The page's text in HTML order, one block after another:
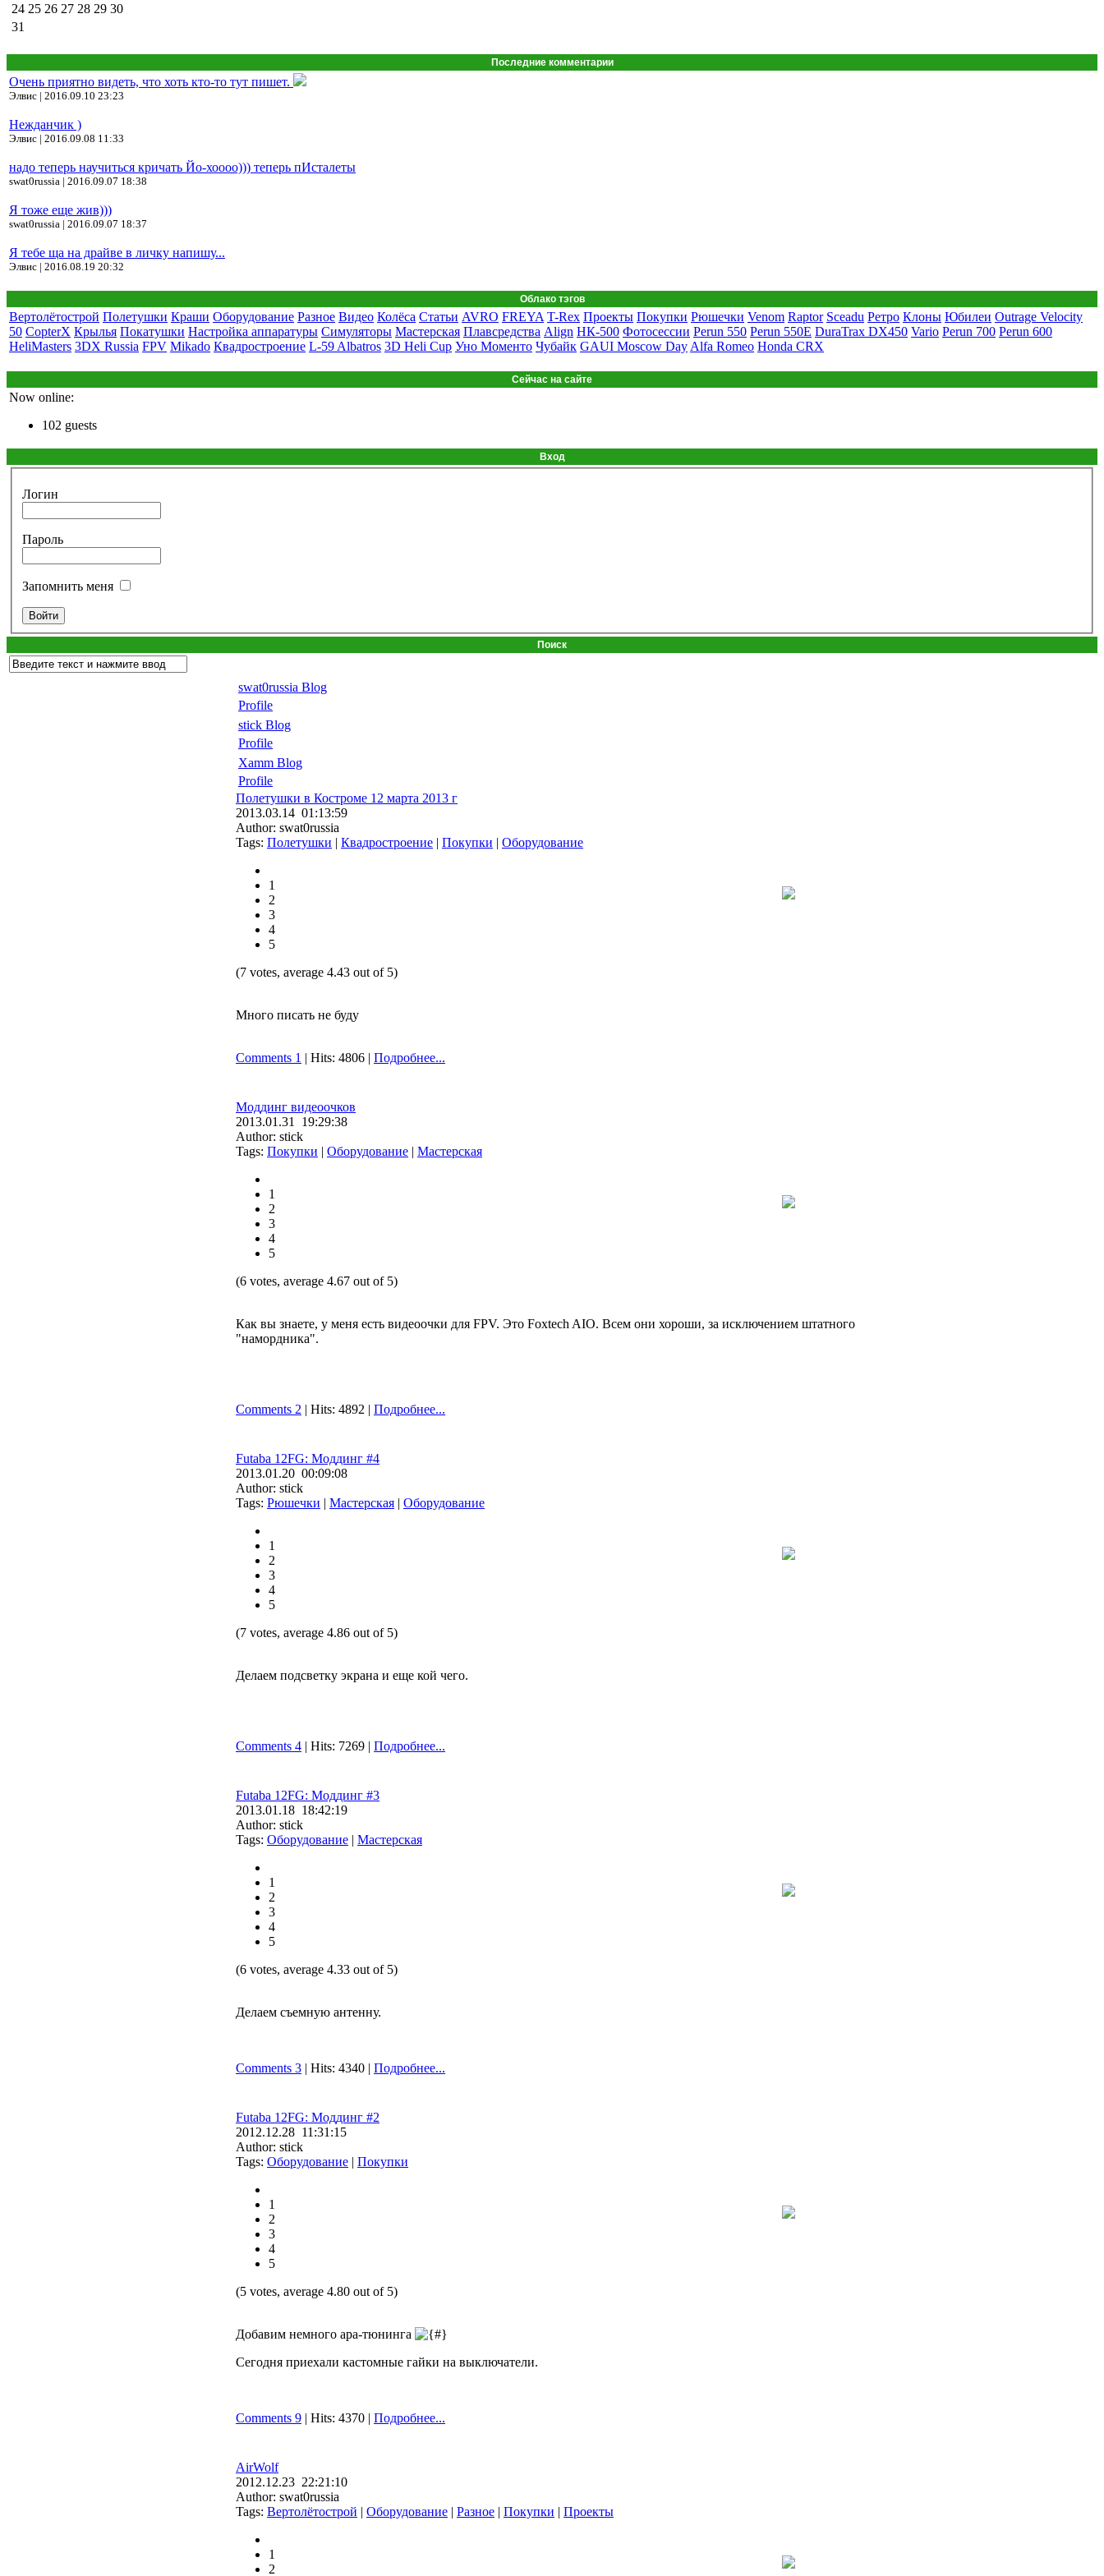
24 25 26 27 28 29 30
31
Последние комментарии
Очень приятно видеть, что хоть кто-то тут пишет.
Элвис | 2016.09.10 23:23
Нежданчик )
Элвис | 2016.09.08 11:33
надо теперь научиться кричать Йо-хоооо))) теперь пИсталеты
swat0russia | 2016.09.07 18:38
Я тоже еще жив)))
swat0russia | 2016.09.07 18:37
Я тебе ща на драйве в личку напишу...
Элвис | 2016.08.19 20:32
Облако тэгов
Вертолётострой Полетушки Краши Оборудование Разное Видео Колёса Статьи AVRO FREYA T-Rex Проекты Покупки Рюшечки Venom Raptor Sceadu Ретро Клоны Юбилеи Outrage Velocity
50 CopterX Крылья Покатушки Настройка аппаратуры Симуляторы Мастерская Плавсредства Align НК-500 Фотосессии Perun 550 Perun 550E DuraTrax DX450 Vario Perun 700 Perun 600
HeliMasters 3DX Russia FPV Mikado Квадростроение L-59 Albatros 3D Heli Cup Уно Моменто Чубайк GAUI Moscow Day Alfa Romeo Honda CRX
Сейчас на сайте
Now online:
102 guests
Вход
Логин
Пароль
Запомнить меня
Поиск
swat0russia Blog
Profile
stick Blog
Profile
Xamm Blog
Profile
Полетушки в Костроме 12 марта 2013 г
2013.03.14 01:13:59
Author: swat0russia
Tags: Полетушки | Квадростроение | Покупки | Оборудование
1
2
3
4
5
(7 votes, average 4.43 out of 5)
Много писать не буду
Comments 1 | Hits: 4806 | Подробнее...
Моддинг видеоочков
2013.01.31 19:29:38
Author: stick
Tags: Покупки | Оборудование | Мастерская
1
2
3
4
5
(6 votes, average 4.67 out of 5)
Как вы знаете, у меня есть видеоочки для FPV. Это Foxtech AIO. Всем они хороши, за исключением штатного
"намордника".
Comments 2 | Hits: 4892 | Подробнее...
Futaba 12FG: Моддинг #4
2013.01.20 00:09:08
Author: stick
Tags: Рюшечки | Мастерская | Оборудование
1
2
3
4
5
(7 votes, average 4.86 out of 5)
Делаем подсветку экрана и еще кой чего.
Comments 4 | Hits: 7269 | Подробнее...
Futaba 12FG: Моддинг #3
2013.01.18 18:42:19
Author: stick
Tags: Оборудование | Мастерская
1
2
3
4
5
(6 votes, average 4.33 out of 5)
Делаем съемную антенну.
Comments 3 | Hits: 4340 | Подробнее...
Futaba 12FG: Моддинг #2
2012.12.28 11:31:15
Author: stick
Tags: Оборудование | Покупки
1
2
3
4
5
(5 votes, average 4.80 out of 5)
Добавим немного ара-тюнинга
Сегодня приехали кастомные гайки на выключатели.
Comments 9 | Hits: 4370 | Подробнее...
AirWolf
2012.12.23 22:21:10
Author: swat0russia
Tags: Вертолётострой | Оборудование | Разное | Покупки | Проекты
1
2